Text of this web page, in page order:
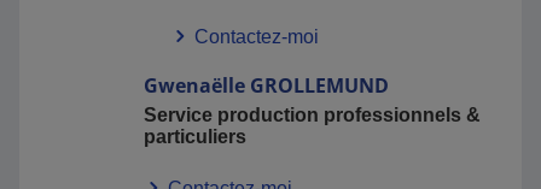
Contactez-moi
Gwenaëlle GROLLEMUND
Service production professionnels &
particuliers